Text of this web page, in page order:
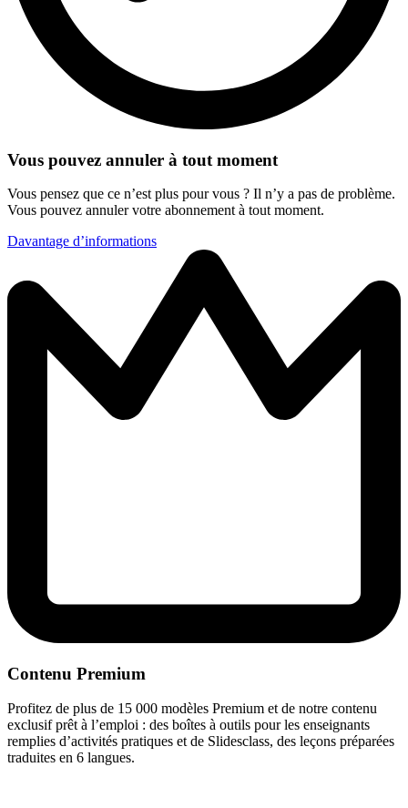
Vous pouvez annuler à tout moment
Vous pensez que ce n’est plus pour vous ? Il n’y a pas de problème.
Vous pouvez annuler votre abonnement à tout moment.
Davantage d’informations
Contenu Premium
Profitez de plus de 15 000 modèles Premium et de notre contenu
exclusif prêt à l’emploi : des boîtes à outils pour les enseignants
remplies d’activités pratiques et de Slidesclass, des leçons préparées
traduites en 6 langues.